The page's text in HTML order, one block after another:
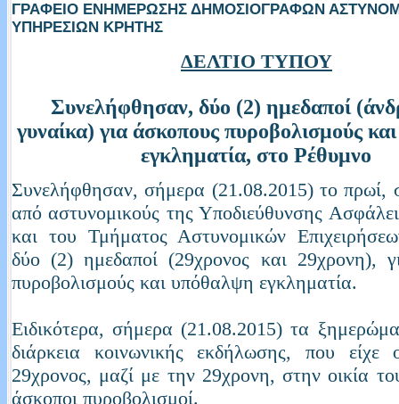
ΓΡΑΦΕΙΟ ΕΝΗΜΕΡΩΣΗΣ ΔΗΜΟΣΙΟΓΡΑΦΩΝ
ΥΠΗΡΕΣΙΩΝ ΚΡΗΤΗΣ
ΔΕΛΤΙΟ ΤΥΠΟΥ
Συνελήφθησαν, δύο (2) ημεδαποί
γυναίκα) για άσκοπους πυροβολισμούς
εγκληματία, στο Ρέθυμνο
Συνελήφθησαν, σήμερα (21.08.2015) το πρωί,
από αστυνομικούς της Υποδιεύθυνσης
και του Τμήματος Αστυνομικών
δύο (2) ημεδαποί (29χρονος και 29χρονη),
πυροβολισμούς και υπόθαλψη εγκληματία.
Ειδικότερα, σήμερα (21.08.2015) τα
διάρκεια κοινωνικής εκδήλωσης, που είχε
29χρονος, μαζί με την 29χρονη, στην οικία
άσκοποι πυροβολισμοί.